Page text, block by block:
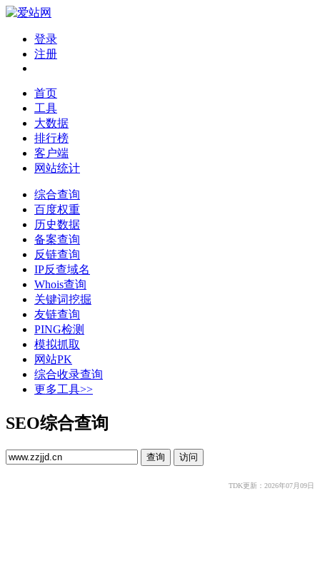
登录
注册
首页
工具
大数据
排行榜
客户端
网站统计
综合查询
百度权重
历史数据
备案查询
反链查询
IP反查域名
Whois查询
关键词挖掘
友链查询
PING检测
模拟抓取
网站PK
综合收录查询
更多工具>>
SEO综合查询
TDK更新：2026年07月09日